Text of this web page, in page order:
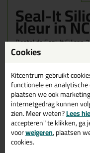
Seal-It
kleur in
Bestel de Seal-It Silicon
vandaag nog! Vandaag
Wil je meer weten over
product?Lees alles over
Cookies
Kitcentrum gebruikt
functionele en
plaatsen we ook
internetgedrag kunnen
zien. Meer weten?Lees
accepteren" te klikken, ga
voorweigeren, plaatsen
cookies.